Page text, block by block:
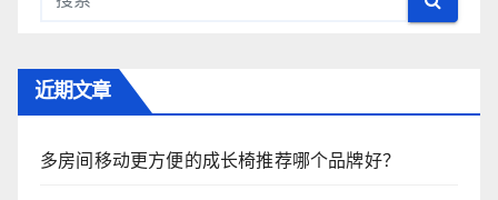
近期文章
多房间移动更方便的成长椅推荐哪个品牌好？